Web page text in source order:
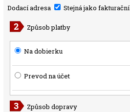
Dodací adresa
Stejná jako fakturační
Způsob platby
Na dobierku
Prevod na účet
Způsob dopravy